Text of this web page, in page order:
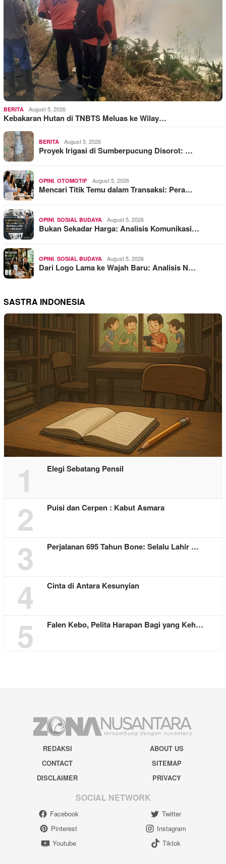
BERITA August 5, 2026
Kebakaran Hutan di TNBTS Meluas ke Wilay…
BERITA August 5, 2026
Proyek Irigasi di Sumberpucung Disorot: …
OPINI OTOMOTIF August 5, 2026
Mencari Titik Temu dalam Transaksi: Pera…
OPINI SOSIAL BUDAYA August 5, 2026
Bukan Sekadar Harga: Analisis Komunikasi…
OPINI SOSIAL BUDAYA August 5, 2026
Dari Logo Lama ke Wajah Baru: Analisis N…
SASTRA INDONESIA
1 Elegi Sebatang Pensil
2 Puisi dan Cerpen : Kabut Asmara
3 Perjalanan 695 Tahun Bone: Selalu Lahir …
4 Cinta di Antara Kesunyian
5 Falen Kebo, Pelita Harapan Bagi yang Keh…
REDAKSI
ABOUT US
CONTACT
SITEMAP
DISCLAIMER
PRIVACY
SOCIAL NETWORK
Facebook
Twitter
Pinterest
Instagram
Youtube
Tiktok